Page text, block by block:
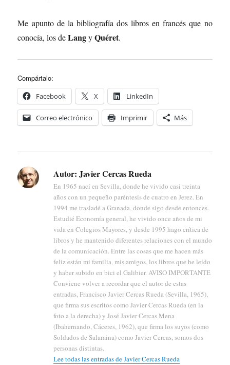
Me apunto de la bibliografía dos libros en francés que no
conocía, los deLangyQuéret.
Compártalo:
Facebook X LinkedIn
Correo electrónico Imprimir Más
Autor: Javier Cercas Rueda
En 1965 nací en Sevilla, donde he vivido casi treinta
años con un pequeño paréntesis de cuatro en Jerez. En
1994 me trasladé a Granada, donde sigo desde entonces.
Estudié Economía general, he vivido once años de mi
vida en Colegios Mayores, y desde 1995 hago crítica de
libros y he mantenido diferentes relaciones con el mundo
de la comunicación. Entre las cosas que me hacen más
feliz están mi familia, mis amigos, los libros que he leído
y haber subido en bici el Galibier. AVISO IMPORTANTE
Conviene volver a recordar que el autor de estas
entradas, Francisco Javier Cercas Rueda (Sevilla, 1965),
que firma sus escritos como Javier Cercas Rueda (en la
foto a la derecha) y José Javier Cercas Mena
(Ibahernando, Cáceres, 1962), que firma los suyos (como
Soldados de Salamina) como Javier Cercas, somos dos
personas distintas.
Lee todas las entradas de Javier Cercas Rueda